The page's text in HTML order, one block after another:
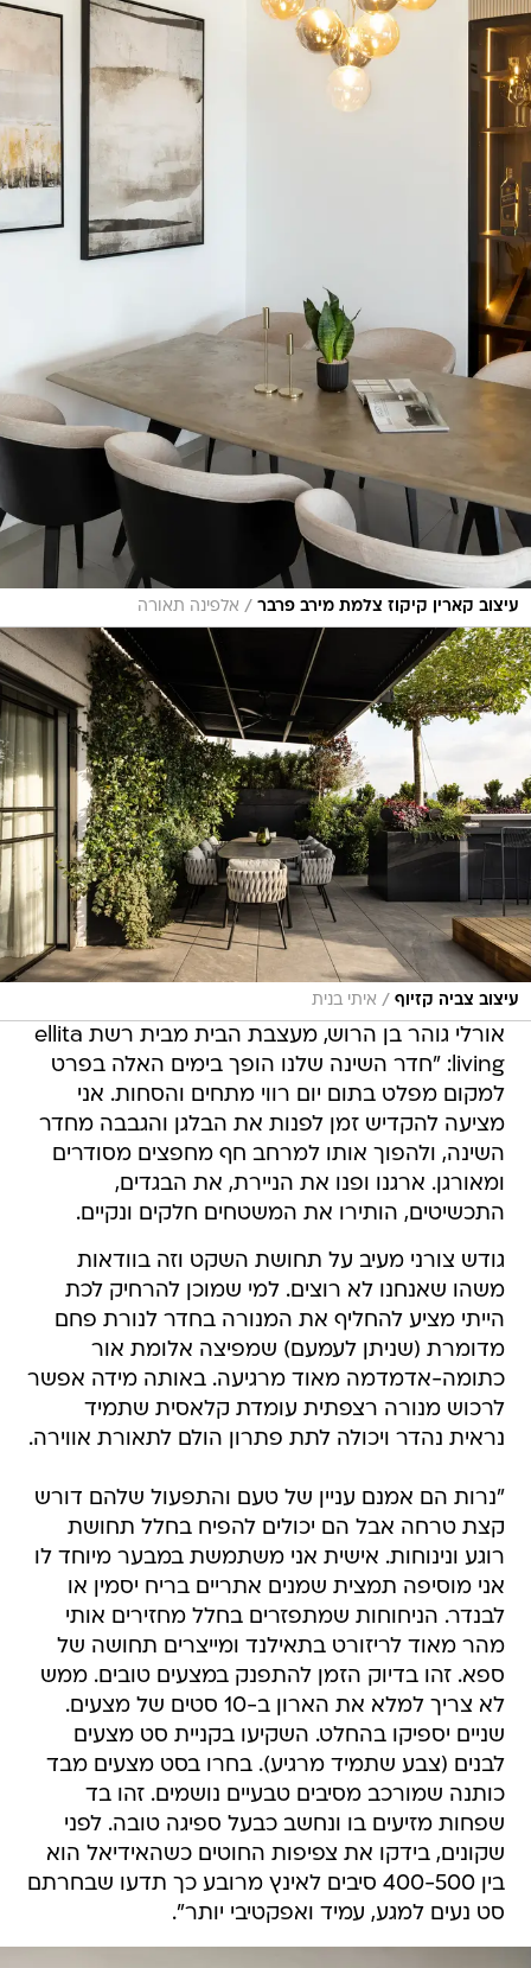
עיצוב קארין קיקוז צלמת מירב פרבר / אלפינה תאורה
עיצוב צביה קזיוף / איתי בנית
אורלי גוהר בן הרוש, מעצבת הבית מבית רשת ellita
living: "חדר השינה שלנו הופך בימים האלה בפרט
למקום מפלט בתום יום רווי מתחים והסחות. אני
מציעה להקדיש זמן לפנות את הבלגן והגבבה מחדר
השינה, ולהפוך אותו למרחב חף מחפצים מסודרים
ומאורגן. ארגנו ופנו את הניירת, את הבגדים,
התכשיטים, הותירו את המשטחים חלקים ונקיים.
גודש צורני מעיב על תחושת השקט וזה בוודאות
משהו שאנחנו לא רוצים. למי שמוכן להרחיק לכת
הייתי מציע להחליף את המנורה בחדר לנורת פחם
מדומרת (שניתן לעמעם) שמפיצה אלומת אור
כתומה-אדמדמה מאוד מרגיעה. באותה מידה אפשר
לרכוש מנורה רצפתית עומדת קלאסית שתמיד
נראית נהדר ויכולה לתת פתרון הולם לתאורת אווירה.
"נרות הם אמנם עניין של טעם והתפעול שלהם דורש
קצת טרחה אבל הם יכולים להפיח בחלל תחושת
רוגע ונינוחות. אישית אני משתמשת במבער מיוחד לו
אני מוסיפה תמצית שמנים אתריים בריח יסמין או
לבנדר. הניחוחות שמתפזרים בחלל מחזירים אותי
מהר מאוד לריזורט בתאילנד ומייצרים תחושה של
ספא. זהו בדיוק הזמן להתפנק במצעים טובים. ממש
לא צריך למלא את הארון ב-10 סטים של מצעים.
שניים יספיקו בהחלט. השקיעו בקניית סט מצעים
לבנים (צבע שתמיד מרגיע). בחרו בסט מצעים מבד
כותנה שמורכב מסיבים טבעיים נושמים. זהו בד
שפחות מזיעים בו ונחשב כבעל ספיגה טובה. לפני
שקונים, בידקו את צפיפות החוטים כשהאידיאל הוא
בין 400-500 סיבים לאינץ מרובע כך תדעו שבחרתם
סט נעים למגע, עמיד ואפקטיבי יותר".